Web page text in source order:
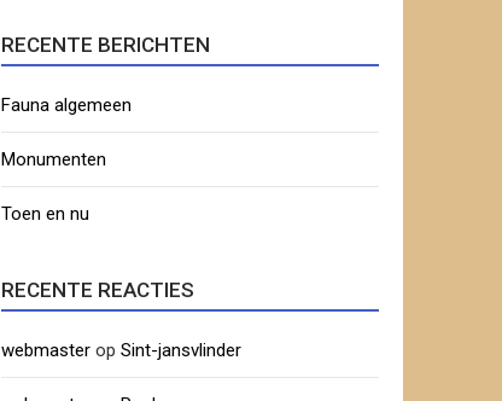
RECENTE BERICHTEN
Fauna algemeen
Monumenten
Toen en nu
RECENTE REACTIES
webmaster op Sint-jansvlinder